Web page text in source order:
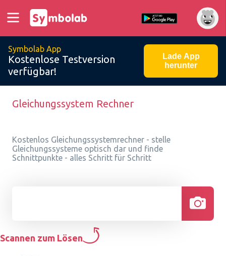
Symbolab App
Kostenlose Testversion
verfügbar!
Lade App
herunter
Gleichungssystem Rechner
Kostenlos Gleichungssystemrechner - stelle
Gleichungssysteme optisch dar und finde
Schnittpunkte - alles Schritt für Schritt
Scannen zum Lösen